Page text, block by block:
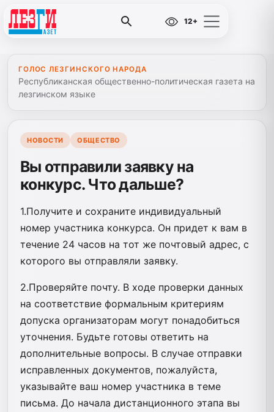
12+
ГОЛОС ЛЕЗГИНСКОГО НАРОДА
Республиканская общественно-политическая газета на
лезгинском языке
НОВОСТИ ОБЩЕСТВО
Вы отправили заявку на
конкурс. Что дальше?
1.Получите и сохраните индивидуальный
номер участника конкурса. Он придет к вам в
течение 24 часов на тот же почтовый адрес, с
которого вы отправляли заявку.
2.Проверяйте почту. В ходе проверки данных
на соответствие формальным критериям
допуска организаторам могут понадобиться
уточнения. Будьте готовы ответить на
дополнительные вопросы. В случае отправки
исправленных документов, пожалуйста,
указывайте ваш номер участника в теме
письма. До начала дистанционного этапа вы